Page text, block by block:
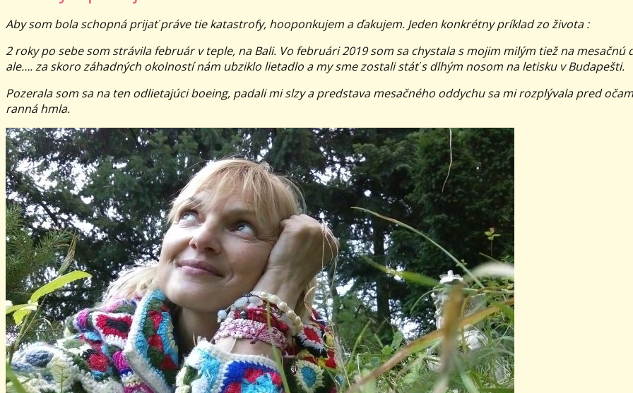
Aby som bola schopná prijať práve tie katastrofy, hooponkujem a ďakujem. Jeden konkrétny príklad zo života :
2 roky po sebe som strávila február v teple, na Bali. Vo februári 2019 som sa chystala s mojim milým tiež na mesačnú
ale…. za skoro záhadných okolností nám ubziklo lietadlo a my sme zostali stáť s dlhým nosom na letisku v Budapešti.
Pozerala som sa na ten odlietajúci boeing, padali mi slzy a predstava mesačného oddychu sa mi rozplývala pred
ranná hmla.